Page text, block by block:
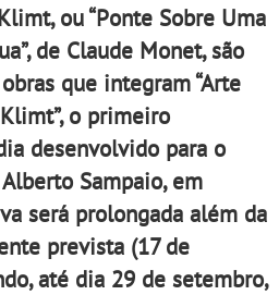
ou “Ponte Sobre Uma
de Claude Monet, são
que integram “Arte
o primeiro
desenvolvido para o
Sampaio, em
será prolongada além da
prevista (17 de
até dia 29 de setembro,